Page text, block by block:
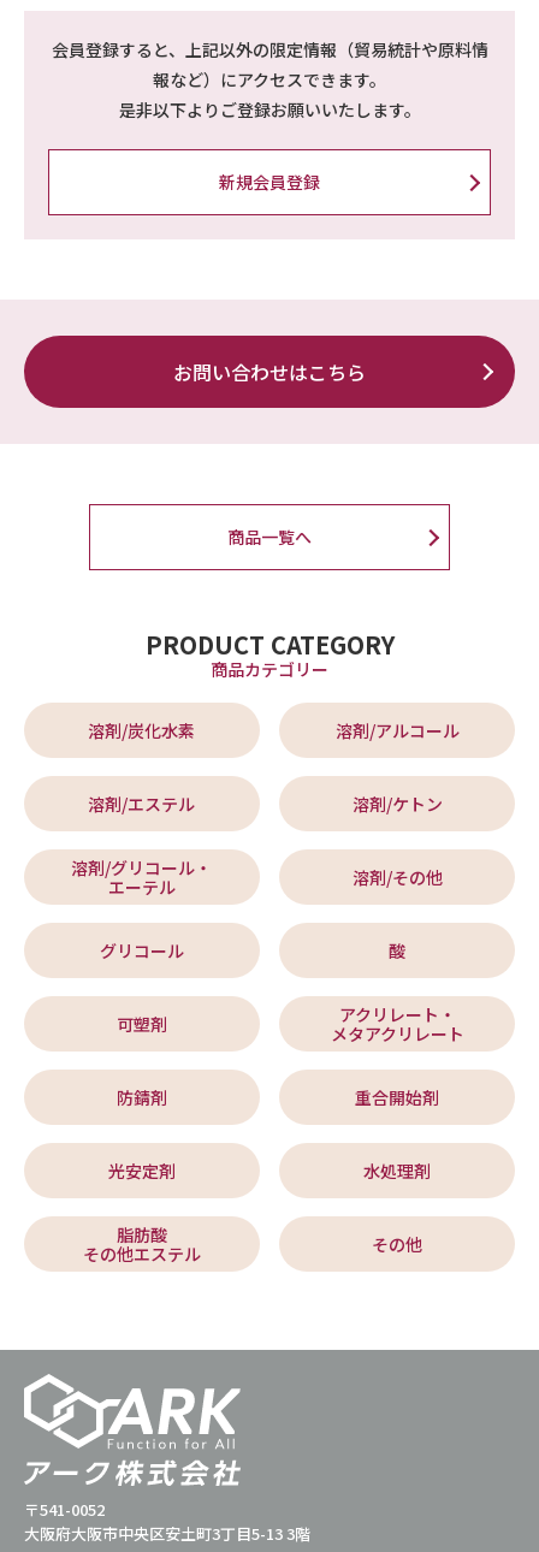
会員登録すると、上記以外の限定情報（貿易統計や原料情
報など）にアクセスできます。
是非以下よりご登録お願いいたします。
新規会員登録
お問い合わせはこちら
商品一覧へ
PRODUCT CATEGORY
商品カテゴリー
溶剤/炭化水素 溶剤/アルコール
溶剤/エステル 溶剤/ケトン
溶剤/グリコール・
エーテル
溶剤/その他
グリコール 酸
可塑剤
アクリレート・
メタアクリレート
防錆剤 重合開始剤
光安定剤 水処理剤
脂肪酸
その他エステル
その他
〒541-0052
大阪府大阪市中央区安土町3丁目5-13 3階